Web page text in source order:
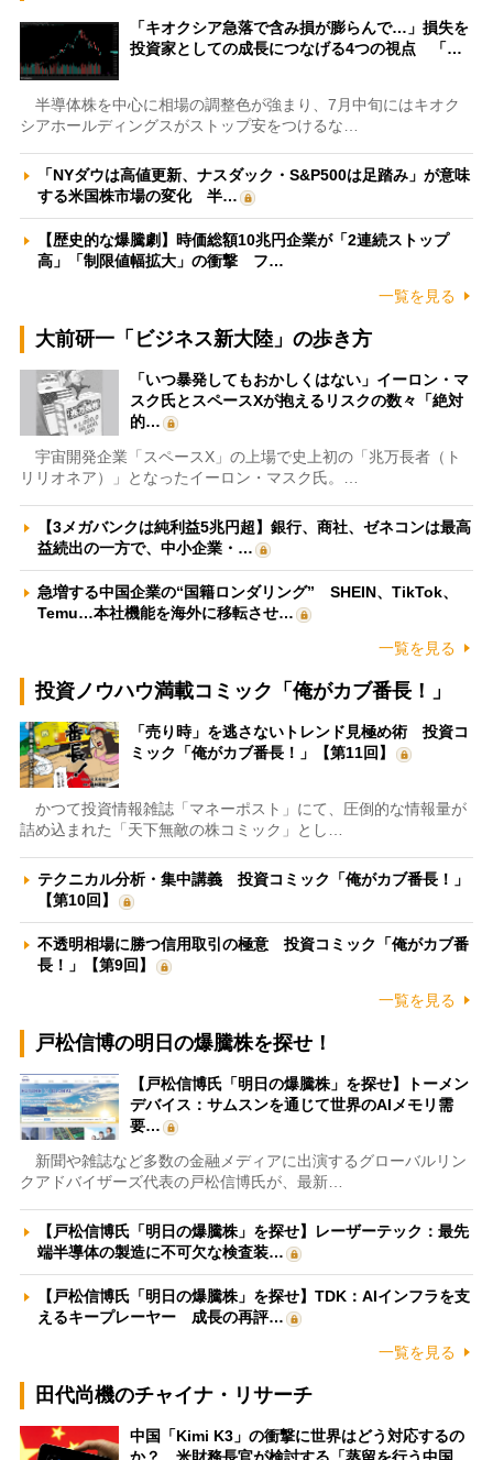
「キオクシア急落で含み損が膨らんで…」損失を
投資家としての成長につなげる4つの視点 「…
半導体株を中心に相場の調整色が強まり、7月中旬にはキオク
シアホールディングスがストップ安をつけるな…
「NYダウは高値更新、ナスダック・S&P500は足踏み」が意味
する米国株市場の変化 半…
【歴史的な爆騰劇】時価総額10兆円企業が「2連続ストップ
高」「制限値幅拡大」の衝撃 フ…
一覧を見る
大前研一「ビジネス新大陸」の歩き方
「いつ暴発してもおかしくはない」イーロン・マ
スク氏とスペースXが抱えるリスクの数々「絶対
的…
宇宙開発企業「スペースX」の上場で史上初の「兆万長者（ト
リリオネア）」となったイーロン・マスク氏。…
【3メガバンクは純利益5兆円超】銀行、商社、ゼネコンは最高
益続出の一方で、中小企業・…
急増する中国企業の“国籍ロンダリング” SHEIN、TikTok、
Temu…本社機能を海外に移転させ…
一覧を見る
投資ノウハウ満載コミック「俺がカブ番長！」
「売り時」を逃さないトレンド見極め術 投資コ
ミック「俺がカブ番長！」【第11回】
かつて投資情報雑誌「マネーポスト」にて、圧倒的な情報量が
詰め込まれた「天下無敵の株コミック」とし…
テクニカル分析・集中講義 投資コミック「俺がカブ番長！」
【第10回】
不透明相場に勝つ信用取引の極意 投資コミック「俺がカブ番
長！」【第9回】
一覧を見る
戸松信博の明日の爆騰株を探せ！
【戸松信博氏「明日の爆騰株」を探せ】トーメン
デバイス：サムスンを通じて世界のAIメモリ需
要…
新聞や雑誌など多数の金融メディアに出演するグローバルリン
クアドバイザーズ代表の戸松信博氏が、最新…
【戸松信博氏「明日の爆騰株」を探せ】レーザーテック：最先
端半導体の製造に不可欠な検査装…
【戸松信博氏「明日の爆騰株」を探せ】TDK：AIインフラを支
えるキープレーヤー 成長の再評…
一覧を見る
田代尚機のチャイナ・リサーチ
中国「Kimi K3」の衝撃に世界はどう対応するの